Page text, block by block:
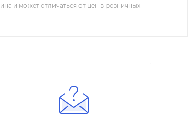
и может отличаться от цен в розничных